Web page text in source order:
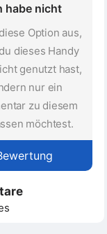
habe nicht
Option aus,
dieses Handy
genutzt hast,
nur ein
zu diesem
möchtest.